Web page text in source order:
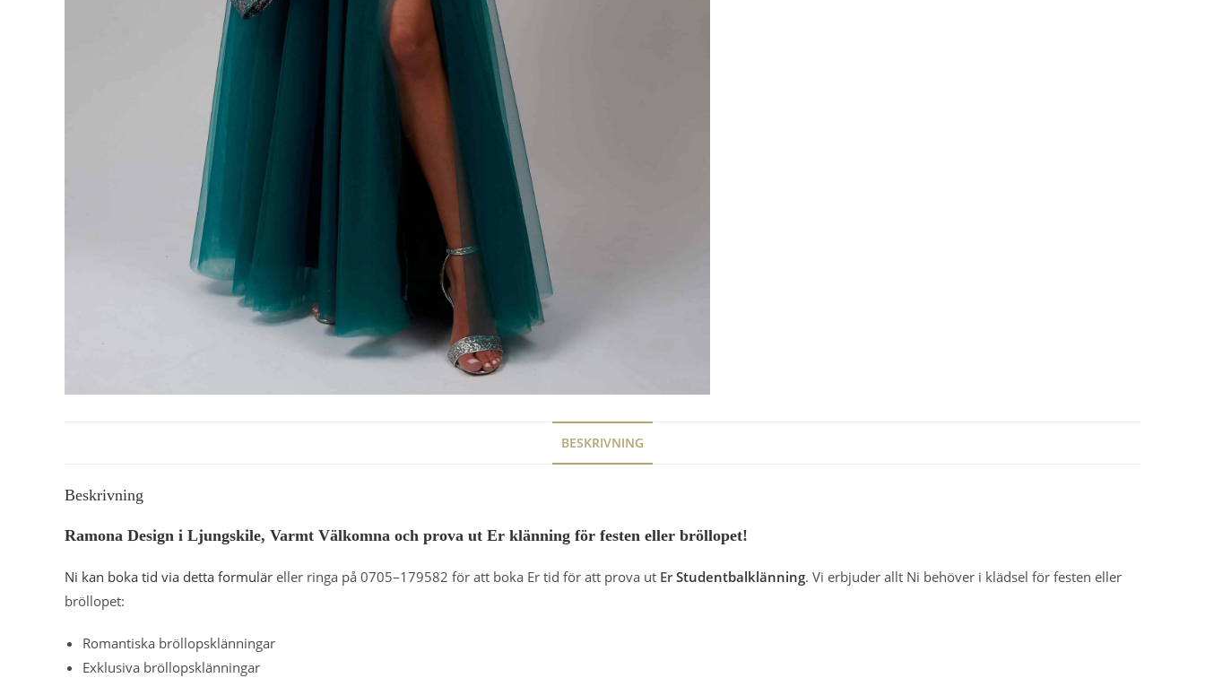
BESKRIVNING
Beskrivning
Ramona Design i Ljungskile, Varmt Välkomna och prova ut Er klänning för festen eller bröllopet!
Ni kan boka tid via detta formulär eller ringa på 0705–179582 för att boka Er tid för att prova ut Er Studentbalklänning. Vi erbjuder allt Ni behöver i klädsel för festen eller
bröllopet:
Romantiska bröllopsklänningar
Exklusiva bröllopsklänningar